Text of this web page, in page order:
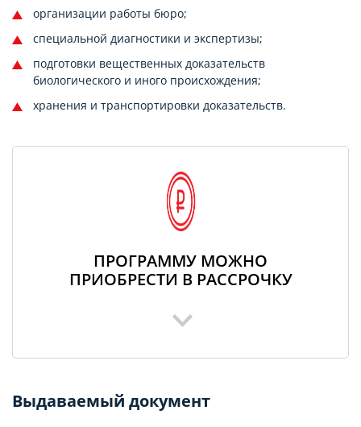
организации работы бюро;
специальной диагностики и экспертизы;
подготовки вещественных доказательств
биологического и иного происхождения;
хранения и транспортировки доказательств.
ПРОГРАММУ МОЖНО
ПРИОБРЕСТИ В РАССРОЧКУ
Выдаваемый документ